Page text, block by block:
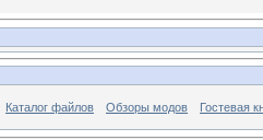
Каталог файлов Обзоры модов Гостевая